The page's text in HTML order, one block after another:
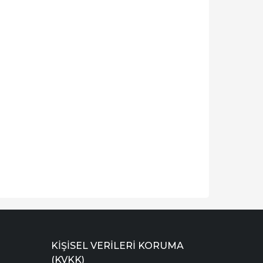
KIŞISEL VERILERI KORUMA
(KVKK)